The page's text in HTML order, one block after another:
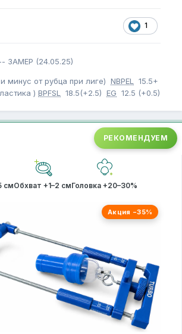
1
ЗАМЕР (24.05.25)
минус от рубца при лиге) NBPEL
15.5+
) BPFSL 18.5(+2.5) EG 12.5 (+0.5)
РЕКОМЕНДУЕМ
смОбхват +1–2 смГоловка +20–30%
Акция −35%